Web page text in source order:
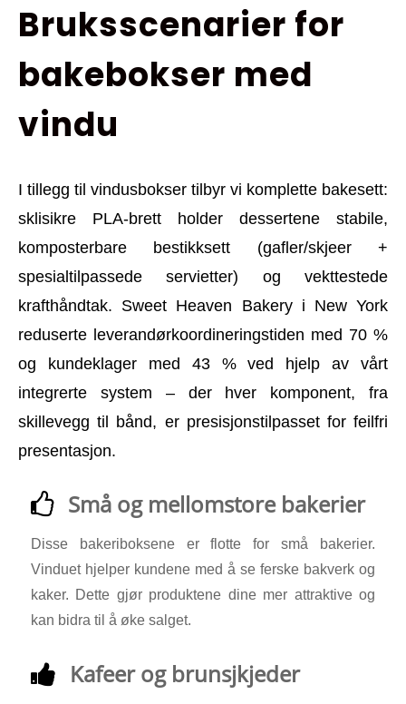
Bruksscenarier for
bakebokser med
vindu
I tillegg til vindusbokser tilbyr vi komplette bakesett:
sklisikre PLA-brett holder dessertene stabile,
komposterbare bestikksett (gafler/skjeer +
spesialtilpassede servietter) og vekttestede
krafthåndtak. Sweet Heaven Bakery i New York
reduserte leverandørkoordineringstiden med 70 %
og kundeklager med 43 % ved hjelp av vårt
integrerte system – der hver komponent, fra
skillevegg til bånd, er presisjonstilpasset for feilfri
presentasjon.
Små og mellomstore bakerier
Disse bakeriboksene er flotte for små bakerier.
Vinduet hjelper kundene med å se ferske bakverk og
kaker. Dette gjør produktene dine mer attraktive og
kan bidra til å øke salget.
Kafeer og brunsjkjeder